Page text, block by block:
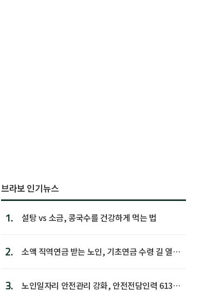
브라보 인기뉴스
1. 설탕 vs 소금, 콩국수를 건강하게 먹는 법
2.
소액 직역연금 받는 노인, 기초연금 수령 길 열린
3.
노인일자리 안전관리 강화, 안전전담인력 613명